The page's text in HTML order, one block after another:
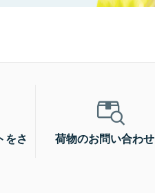
をさ
荷物のお問い合わせ